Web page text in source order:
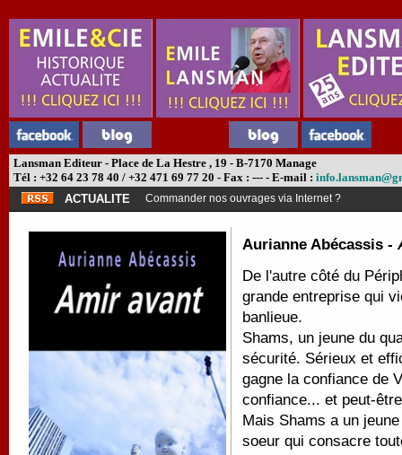
Lansman Editeur - Place de La Hestre , 19 - B-7170 Manage
Tél : +32 64 23 78 40 / +32 471 69 77 20 - Fax : --- - E-mail :
ACTUALITE
Commander nos ouvrages via Internet ?
Aurianne Abécassis -
De l'autre côté du
grande entreprise qui
banlieue.
Shams, un jeune du
sécurité. Sérieux et
gagne la confiance de
confiance... et peut-
Mais Shams a un
soeur qui consacre